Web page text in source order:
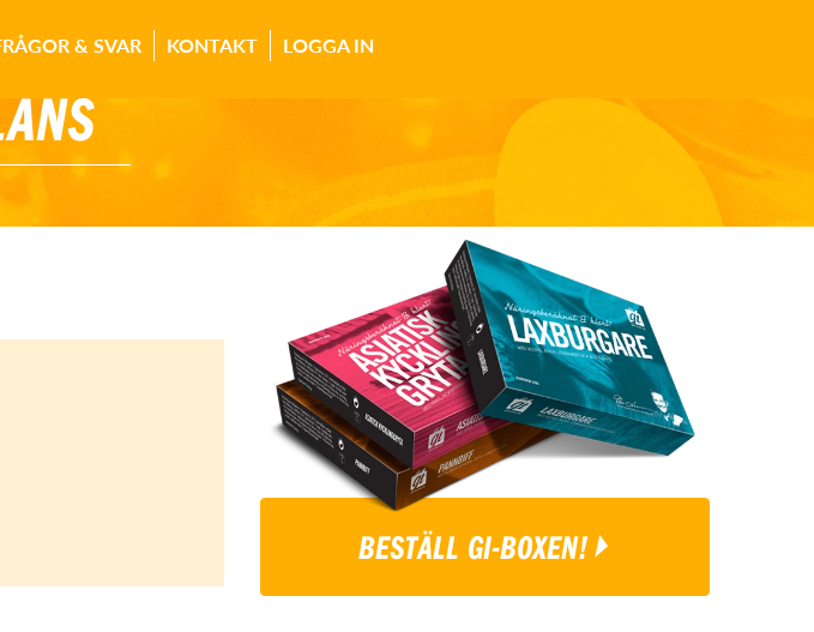
& SVAR KONTAKT LOGGA IN
BESTÄLL GI-BOXEN!